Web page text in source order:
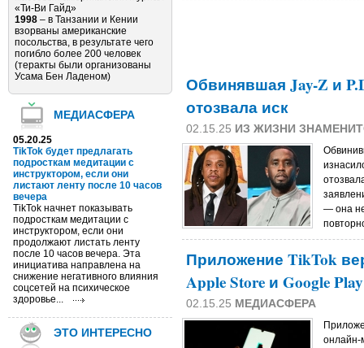
«Ти-Ви Гайд»
1998 – в Танзании и Кении
взорваны американские
посольства, в результате чего
погибло более 200 человек
(теракты были организованы
Усама Бен Ладеном)
МЕДИАСФЕРА
05.20.25
TikTok будет предлагать
подросткам медитации с
инструктором, если они
листают ленту после 10 часов
вечера
TikTok начнет показывать
подросткам медитации с
инструктором, если они
продолжают листать ленту
после 10 часов вечера. Эта
инициатива направлена на
снижение негативного влияния
соцсетей на психическое
здоровье...
ЭТО ИНТЕРЕСНО
Обвинявшая Jay-Z и
отозвала иск
02.15.25 ИЗ ЖИЗНИ
— она
Приложение TikTok
Apple Store и Google Play
02.15.25 МЕДИАСФЕРА
онлайн-